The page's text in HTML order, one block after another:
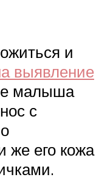
и
выявление
малыша
с
же его кожа